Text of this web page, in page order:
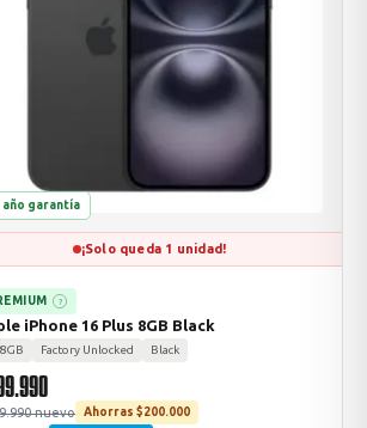
año garantía
¡Solo queda 1 unidad!
?
iPhone 16 Plus 8GB Black
Factory Unlocked Black
nuevo Ahorras $200.000